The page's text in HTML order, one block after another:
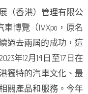
（香港）管理有限公
博覽（IMXpo，原名
過去兩屆的成功，這
年12月14日至17日在
獨特的汽車文化、最
關產品和服務。今年